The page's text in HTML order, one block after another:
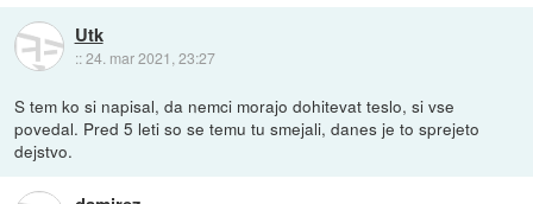
Utk
::24. mar 2021, 23:27
S tem ko si napisal, da nemci morajo dohitevat teslo, si vse
povedal. Pred 5 leti so se temu tu smejali, danes je to sprejeto
dejstvo.